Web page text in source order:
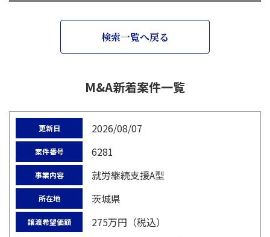
検索一覧へ戻る
M&A新着案件一覧
更新日 2026/08/07
案件番号 6281
事業内容 就労継続支援A型
所在地 茨城県
譲渡希望価額 275万円（税込）